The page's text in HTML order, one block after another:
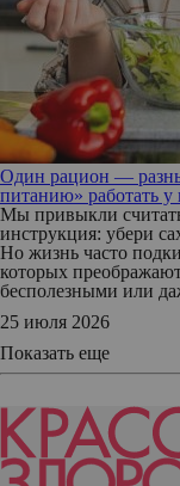
Один рацион —
питанию» работать у
Мы привыкли
инструкция: убери
Но жизнь часто
которых
бесполезными или
25 июля 2026
Показать еще